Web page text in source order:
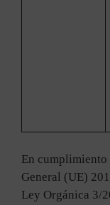
En cumplimiento
General (UE)
Ley Orgánica 3/